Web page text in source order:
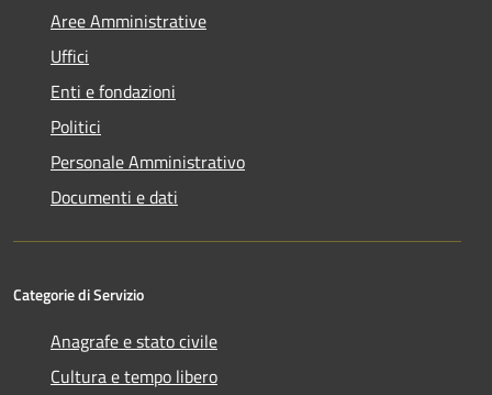
Aree Amministrative
Uffici
Enti e fondazioni
Politici
Personale Amministrativo
Documenti e dati
Categorie di Servizio
Anagrafe e stato civile
Cultura e tempo libero